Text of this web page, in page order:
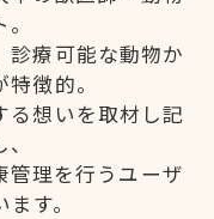
診療可能な動物か
徴的。
る想いを取材し記
管理を行うユーザ
す。